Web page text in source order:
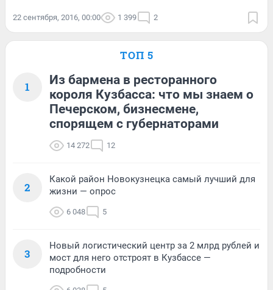
22 сентября, 2016, 00:00 1 399 2
ТОП 5
1
Из бармена в ресторанного
короля Кузбасса: что мы знаем о
Печерском, бизнесмене,
спорящем с губернаторами
14 272 12
2
Какой район Новокузнецка самый лучший для
жизни — опрос
6 048 5
3
Новый логистический центр за 2 млрд рублей и
мост для него отстроят в Кузбассе —
подробности